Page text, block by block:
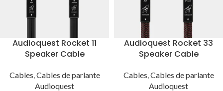
Audioquest Rocket 11
Speaker Cable
Cables,Cables de parlante
Audioquest
Audioquest Rocket 33
Speaker Cable
Cables,Cables de parlante
Audioquest